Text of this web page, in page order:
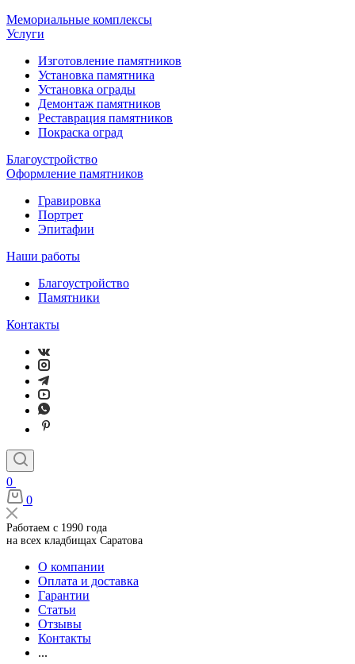
Мемориальные комплексы
Услуги
Изготовление памятников
Установка памятника
Установка ограды
Демонтаж памятников
Реставрация памятников
Покраска оград
Благоустройство
Оформление памятников
Гравировка
Портрет
Эпитафии
Наши работы
Благоустройство
Памятники
Контакты
0
0
Работаем с 1990 года
на всех кладбищах Саратова
О компании
Оплата и доставка
Гарантии
Статьи
Отзывы
Контакты
...